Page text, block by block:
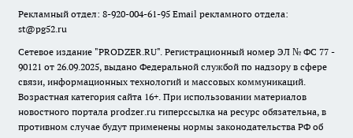
Рекламный отдел: 8-920-004-61-95 Email рекламного отдела:
st@pg52.ru
Сетевое издание "PRODZER.RU". Регистрационный номер ЭЛ № ФС 77 -
90121 от 26.09.2025, выдано Федеральной службой по надзору в сфере
связи, информационных технологий и массовых коммуникаций.
Возрастная категория сайта 16+. При использовании материалов
новостного портала prodzer.ru гиперссылка на ресурс обязательна, в
противном случае будут применены нормы законодательства РФ об